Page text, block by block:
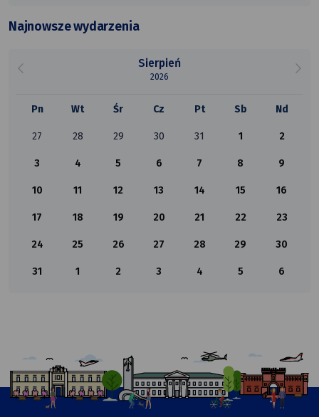
Najnowsze wydarzenia
Sierpień
2026
Pn Wt Śr Cz Pt Sb Nd
27 28 29 30 31 1 2
3 4 5 6 7 8 9
10 11 12 13 14 15 16
17 18 19 20 21 22 23
24 25 26 27 28 29 30
31 1 2 3 4 5 6